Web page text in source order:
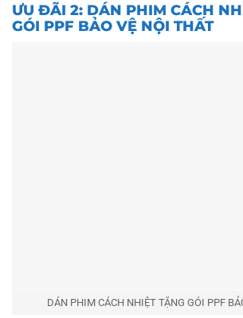
ƯU ĐÃI 2: DÁN PHIM CÁCH
GÓI PPF BẢO VỆ NỘI THẤT
DÁN PHIM CÁCH NHIỆT TẶNG GÓI PPF